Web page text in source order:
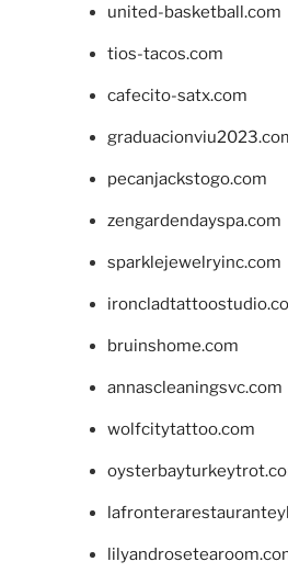
united-basketball.com
tios-tacos.com
cafecito-satx.com
pecanjackstogo.com
zengardendayspa.com
sparklejewelryinc.com
bruinshome.com
annascleaningsvc.com
wolfcitytattoo.com